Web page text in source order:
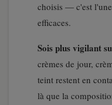
choisis — c'est l'une
efficaces.
Sois plus vigilant
crèmes de jour,
teint restent en
là que la